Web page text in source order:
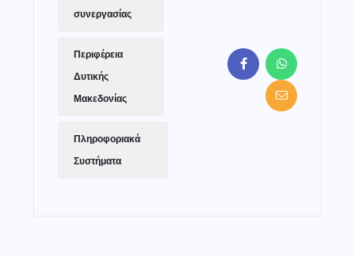
συνεργασίας
Περιφέρεια
Δυτικής
Μακεδονίας
Πληροφοριακά
Συστήματα